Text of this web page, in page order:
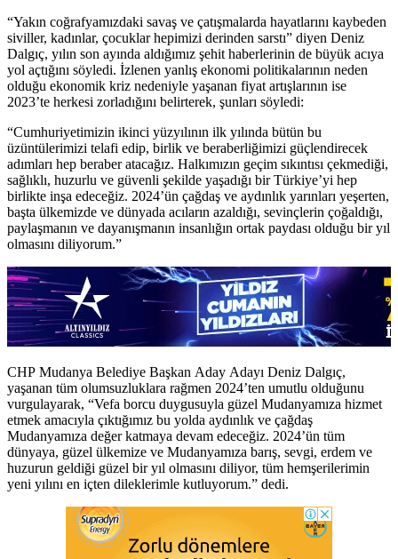
“Yakın coğrafyamızdaki savaş ve çatışmalarda hayatlarını kaybeden
siviller, kadınlar, çocuklar hepimizi derinden sarstı” diyen Deniz
Dalgıç, yılın son ayında aldığımız şehit haberlerinin de büyük acıya
yol açtığını söyledi. İzlenen yanlış ekonomi politikalarının neden
olduğu ekonomik kriz nedeniyle yaşanan fiyat artışlarının ise
2023’te herkesi zorladığını belirterek, şunları söyledi:
“Cumhuriyetimizin ikinci yüzyılının ilk yılında bütün bu
üzüntülerimizi telafi edip, birlik ve beraberliğimizi güçlendirecek
adımları hep beraber atacağız. Halkımızın geçim sıkıntısı çekmediği,
sağlıklı, huzurlu ve güvenli şekilde yaşadığı bir Türkiye’yi hep
birlikte inşa edeceğiz. 2024’ün çağdaş ve aydınlık yarınları yeşerten,
başta ülkemizde ve dünyada acıların azaldığı, sevinçlerin çoğaldığı,
paylaşmanın ve dayanışmanın insanlığın ortak paydası olduğu bir yıl
olmasını diliyorum.”
CHP Mudanya Belediye Başkan Aday Adayı Deniz Dalgıç,
yaşanan tüm olumsuzluklara rağmen 2024’ten umutlu olduğunu
vurgulayarak, “Vefa borcu duygusuyla güzel Mudanyamıza hizmet
etmek amacıyla çıktığımız bu yolda aydınlık ve çağdaş
Mudanyamıza değer katmaya devam edeceğiz. 2024’ün tüm
dünyaya, güzel ülkemize ve Mudanyamıza barış, sevgi, erdem ve
huzurun geldiği güzel bir yıl olmasını diliyor, tüm hemşerilerimin
yeni yılını en içten dileklerimle kutluyorum.” dedi.